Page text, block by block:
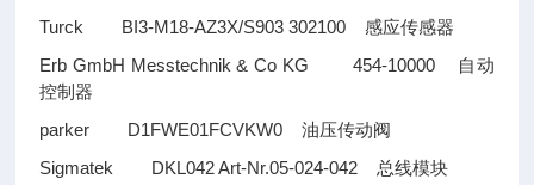
Turck BI3-M18-AZ3X/S903 302100感应传感器
Erb GmbH Messtechnik & Co KG 454-10000
自动
控制器
parker D1FWE01FCVKW0油压传动阀
Sigmatek DKL042 Art-Nr.05-024-042 总线模块